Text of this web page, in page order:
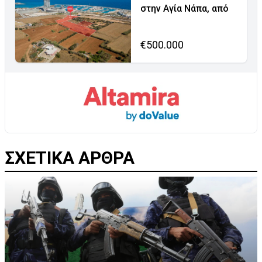
στην Αγία Νάπα, από
€500.000
ΣΧΕΤΙΚΑ ΑΡΘΡΑ